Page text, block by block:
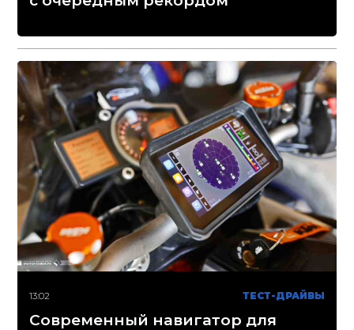
13:02 ТЕСТ-ДРАЙВЫ
Современный навигатор для